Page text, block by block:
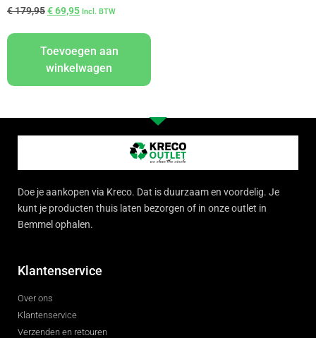
€179,95€69,95 Incl. BTW
Toevoegen aan
winkelwagen
Doe je aankopen via Kreco. Dat is duurzaam en voordelig. Je
kunt je producten thuis laten bezorgen of in onze outlet in
Bemmel ophalen.
Klantenservice
Over ons
Klantenservice
Verzenden en retouren